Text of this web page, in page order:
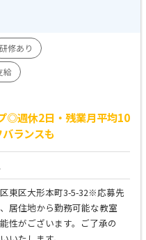
研修あり
給
◎週休2日・残業月平均10
ランスも
東区大形本町3-5-32※応募先
居住地から勤務可能な教室
性がございます。ご了承の